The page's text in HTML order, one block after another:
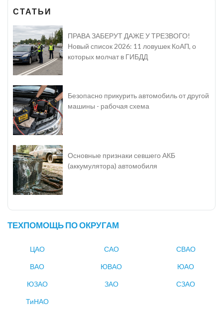
СТАТЬИ
ПРАВА ЗАБЕРУТ ДАЖЕ У ТРЕЗВОГО!
Новый список 2026: 11 ловушек КоАП, о
которых молчат в ГИБДД
Безопасно прикурить автомобиль от другой
машины - рабочая схема
Основные признаки севшего АКБ
(аккумулятора) автомобиля
ТЕХПОМОЩЬ ПО ОКРУГАМ
ЦАО САО СВАО
ВАО ЮВАО ЮАО
ЮЗАО ЗАО СЗАО
ТиНАО